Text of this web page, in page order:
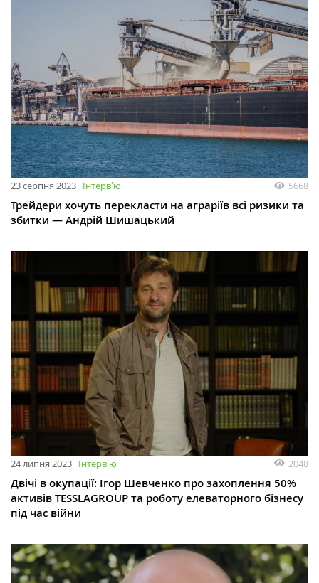
23 серпня 2023 Інтервʼю 5668
Трейдери хочуть перекласти на аграріїв всі ризики та
збитки — Андрій Шишацький
24 липня 2023 Інтервʼю 2048
Двічі в окупації: Ігор Шевченко про захоплення 50%
активів TESSLAGROUP та роботу елеваторного бізнесу
під час війни